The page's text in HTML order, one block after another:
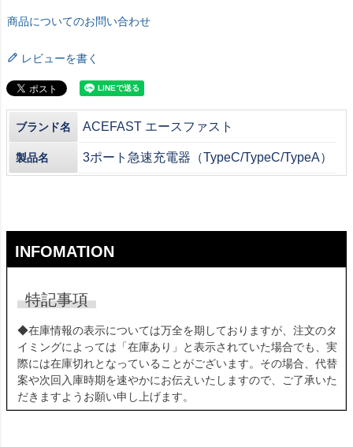
商品についてのお問い合わせ
レビューを書く
ブランド名 ACEFAST エースファスト
製品名 3ポート急速充電器（TypeC/TypeC/TypeA）
INFOMATION
特記事項
◆在庫情報の表示については万全を期しておりますが、注文のタ
イミングによっては「在庫あり」と表示されていた場合でも、実
際には在庫切れとなっていることがございます。その場合、代替
案や次回入庫時期を速やかにお伝えいたしますので、ご了承いた
だきますようお願い申し上げます。